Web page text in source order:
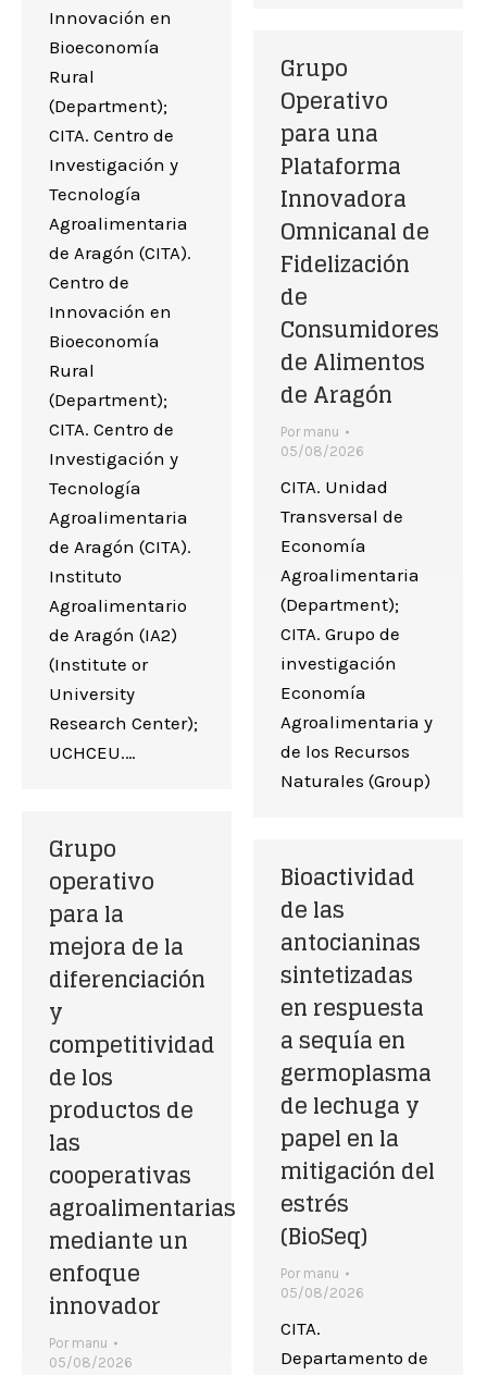
Innovación en
Bioeconomía
Rural
(Department);
CITA. Centro de
Investigación y
Tecnología
Agroalimentaria
de Aragón (CITA).
Centro de
Innovación en
Bioeconomía
Rural
(Department);
CITA. Centro de
Investigación y
Tecnología
Agroalimentaria
de Aragón (CITA).
Instituto
Agroalimentario
de Aragón (IA2)
(Institute or
University
Research Center);
UCHCEU.…
Grupo
Operativo
para una
Plataforma
Innovadora
Omnicanal de
Fidelización
de
Consumidores
de Alimentos
de Aragón
Por manu
05/08/2026
CITA. Unidad
Transversal de
Economía
Agroalimentaria
(Department);
CITA. Grupo de
investigación
Economía
Agroalimentaria y
de los Recursos
Naturales (Group)
Grupo
operativo
para la
mejora de la
diferenciación
y
competitividad
de los
productos de
las
cooperativas
agroalimentarias
mediante un
enfoque
innovador
Por manu
05/08/2026
Bioactividad
de las
antocianinas
sintetizadas
en respuesta
a sequía en
germoplasma
de lechuga y
papel en la
mitigación del
estrés
(BioSeq)
Por manu
05/08/2026
CITA.
Departamento de